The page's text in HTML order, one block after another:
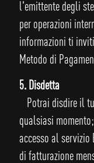
l'emittente degli
per operazioni
informazioni ti
Metodo di
5. Disdetta
Potrai disdire il
qualsiasi
accesso al
di fatturazione